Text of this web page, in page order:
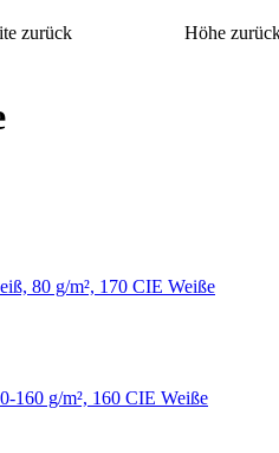
zurück
anzeigen
Höhe
80 g/m², 170 CIE Weiße
160 g/m², 160 CIE Weiße